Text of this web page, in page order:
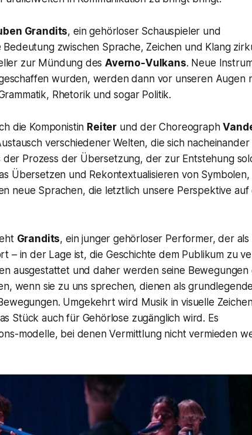
Grandits, ein gehörloser Schauspieler und
zwischen Sprache, Zeichen und Klang
zur Mündung desAverno-Vulkans. Neue
wurden, werden dann vor unseren Augen
Rhetorik und sogar Politik.
die Komponistin Reiter und der Choreograph
verschiedener Welten, die sich
Prozess der Übersetzung, der zur Entstehung
Übersetzen und Rekontextualisieren von Symbolen,
neue Sprachen, die letztlich unsere Perspektive auf
Grandits, ein junger gehörloser Performer, der als
– in der Lage ist, die Geschichte dem Publikum zu
ausgestattet und daher werden seine
wenn sie zu uns sprechen, dienen als
Umgekehrt wird Musik in visuelle
Stück auch für Gehörlose zugänglich wird. Es
modelle, bei denen Vermittlung nicht vermieden